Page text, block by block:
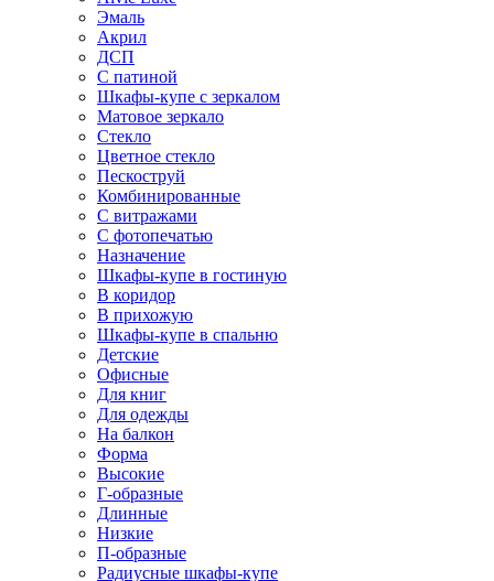
Эмаль
Акрил
ДСП
С патиной
Шкафы-купе с зеркалом
Матовое зеркало
Стекло
Цветное стекло
Пескоструй
Комбинированные
С витражами
С фотопечатью
Назначение
Шкафы-купе в гостиную
В коридор
В прихожую
Шкафы-купе в спальню
Детские
Офисные
Для книг
Для одежды
На балкон
Форма
Высокие
Г-образные
Длинные
Низкие
П-образные
Радиусные шкафы-купе